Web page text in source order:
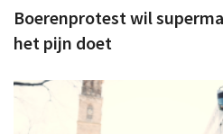
Boerenprotest wil
het pijn doet